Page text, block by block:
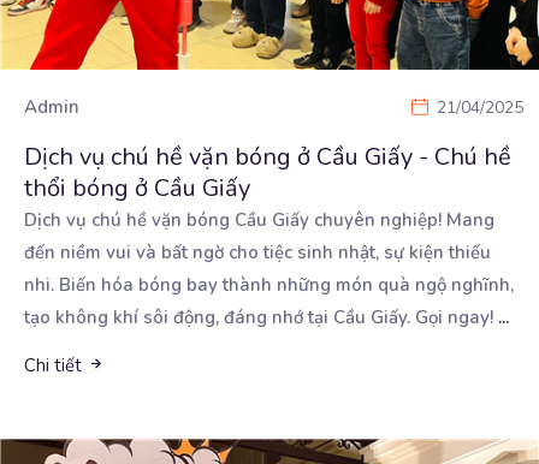
Admin 21/04/2025
Dịch vụ chú hề vặn bóng ở Cầu Giấy - Chú hề
thổi bóng ở Cầu Giấy
Dịch vụ chú hề vặn bóng Cầu Giấy chuyên nghiệp! Mang
đến niềm vui và bất ngờ cho tiệc sinh nhật, sự kiện thiếu
nhi. Biến hóa bóng bay thành những món quà ngộ nghĩnh,
tạo không khí sôi động, đáng nhớ tại Cầu Giấy. Gọi ngay! ...
Chi tiết